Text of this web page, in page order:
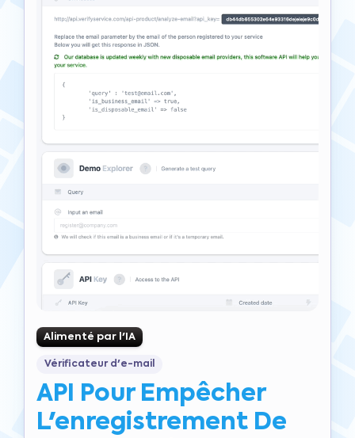
Alimenté par l'IA
Vérificateur d'e-mail
API Pour Empêcher
L'enregistrement De